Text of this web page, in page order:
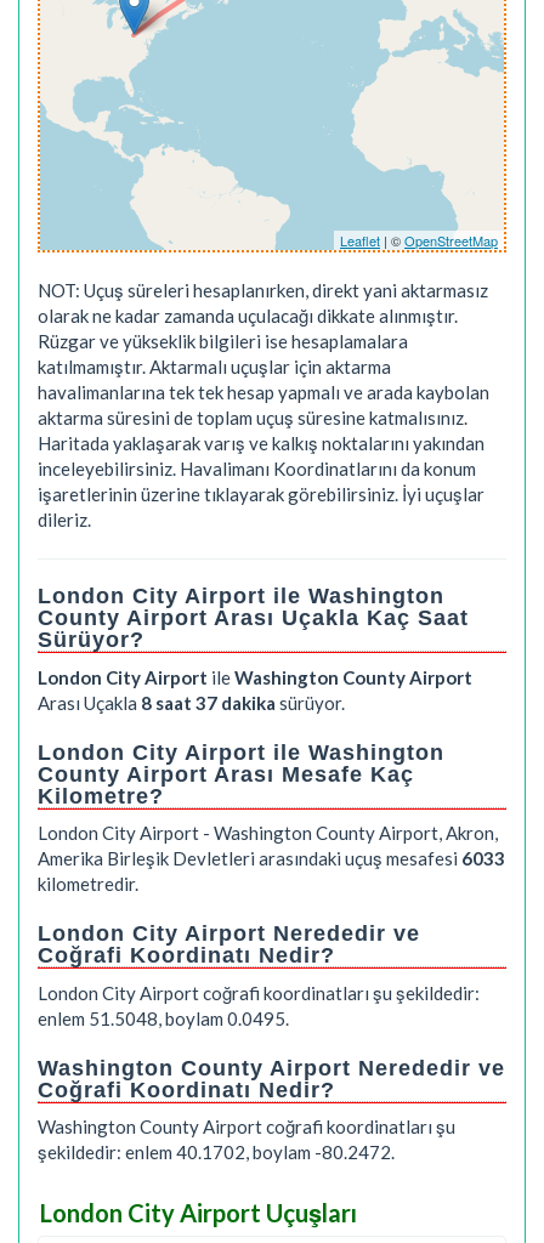
Leaflet | ©OpenStreetMap
NOT: Uçuş süreleri hesaplanırken, direkt yani aktarmasız
olarak ne kadar zamanda uçulacağı dikkate alınmıştır.
Rüzgar ve yükseklik bilgileri ise hesaplamalara
katılmamıştır. Aktarmalı uçuşlar için aktarma
havalimanlarına tek tek hesap yapmalı ve arada kaybolan
aktarma süresini de toplam uçuş süresine katmalısınız.
Haritada yaklaşarak varış ve kalkış noktalarını yakından
inceleyebilirsiniz. Havalimanı Koordinatlarını da konum
işaretlerinin üzerine tıklayarak görebilirsiniz. İyi uçuşlar
dileriz.
London City Airport ile Washington
County Airport Arası Uçakla Kaç Saat
Sürüyor?
London City Airport ileWashington County Airport
Arası Uçakla 8 saat 37 dakika sürüyor.
London City Airport ile Washington
County Airport Arası Mesafe Kaç
Kilometre?
London City Airport - Washington County Airport, Akron,
Amerika Birleşik Devletleri arasındaki uçuş mesafesi 6033
kilometredir.
London City Airport Nerededir ve
Coğrafi Koordinatı Nedir?
London City Airport coğrafi koordinatları şu şekildedir:
enlem 51.5048, boylam 0.0495.
Washington County Airport Nerededir ve
Coğrafi Koordinatı Nedir?
Washington County Airport coğrafi koordinatları şu
şekildedir: enlem 40.1702, boylam -80.2472.
London City Airport Uçuşları